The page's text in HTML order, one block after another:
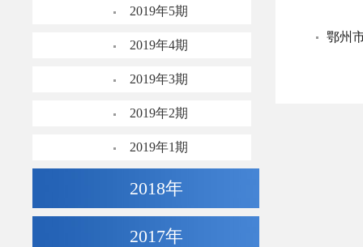
2019年5期
2019年4期
2019年3期
2019年2期
2019年1期
2018年
2017年
鄂州